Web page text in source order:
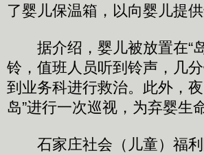
了婴儿保温箱，以向婴儿提
据介绍，婴儿被放置在“岛
铃，值班人员听到铃声，几
到业务科进行救治。此外，
岛”进行一次巡视，为弃婴生
石家庄社会（儿童）福利